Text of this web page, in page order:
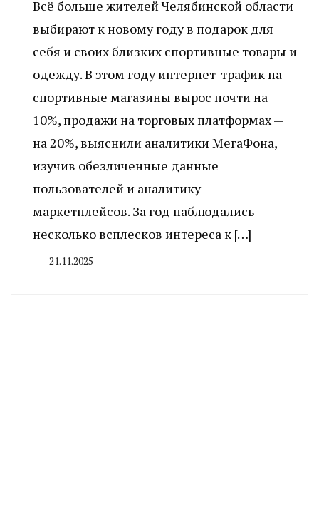
Всё больше жителей Челябинской области
выбирают к новому году в подарок для
себя и своих близких спортивные товары и
одежду. В этом году интернет-трафик на
спортивные магазины вырос почти на
10%, продажи на торговых платформах —
на 20%, выяснили аналитики МегаФона,
изучив обезличенные данные
пользователей и аналитику
маркетплейсов. За год наблюдались
несколько всплесков интереса к […]
21.11.2025